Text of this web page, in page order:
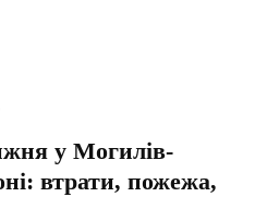
у Могилів-
втрати, пожежа,